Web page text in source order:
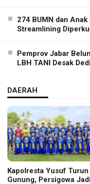
274 BUMN dan
Streamlining
Pemprov Jabar
LBH TANI Desak
DAERAH
Kapolresta Yusuf Turun
Gunung, Persigowa